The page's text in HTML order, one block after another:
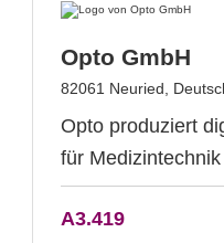
Opto GmbH
82061 Neuried,
Opto produziert
für
A3.419